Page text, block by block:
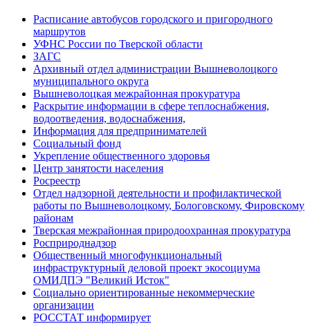
Расписание автобусов городского и пригородного
маршрутов
УФНС России по Тверской области
ЗАГС
Архивный отдел администрации Вышневолоцкого
муниципального округа
Вышневолоцкая межрайонная прокуратура
Раскрытие информации в сфере теплоснабжения,
водоотведения, водоснабжения,
Информация для предпринимателей
Социальный фонд
Укрепление общественного здоровья
Центр занятости населения
Росреестр
Отдел надзорной деятельности и профилактической
работы по Вышневолоцкому, Бологовскому, Фировскому
районам
Тверская межрайонная природоохранная прокуратура
Росприроднадзор
Общественный многофункциональный
инфраструктурный деловой проект экосоциума
ОМИДПЭ "Великий Исток"
Социально ориентированные некоммерческие
организации
РОССТАТ информирует